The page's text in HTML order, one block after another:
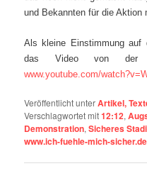
und Bekannten für die Aktion
Als kleine Einstimmung auf
das Video von der
www.youtube.com/
Veröffentlicht unterArtikel,
Verschlagwortet mit12:12,
Demonstration,Sicheres
www.ich-fuehle-mich-sicher.de